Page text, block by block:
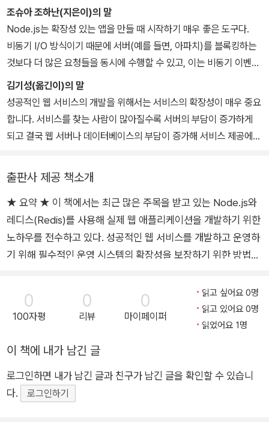
는 최신 브라우저 기술을 사용할 수 없지만, 유지 보수와 확장을 위한
개발 기술을 얻을 수 있다. 이 책이 첫 번째 저서며, 자신의 블로그(ht
tp:// ejosh.co/de/)를 통해 주기적으로 관련 지식을 소개하고 있
다.
현재는 비트나인의 연구소장을 맡고 있으며 새로운 그래프 데이터베
이스 엔진 개발에 몰두하고 있다. 에이콘출판사에서 출간한 『HBase
클러스터 구축과 관리』와 『정보 스토리지와 관리』를 번역했다.
조슈아 조하난(지은이)의 말
Node.js는 확장성 있는 앱을 만들 때 시작하기 매우 좋은 도구다.
비동기 I/O 방식이기 때문에 서버(예를 들면, 아파치)를 블록킹하는
것보다 더 많은 요청들을 동시에 수행할 수 있고, 이는 비동기 이벤트
로 처리할 수 있다. 함수 호출은 블록을 발생시키지만, Node.js는 콜
백으로 응답한다. Node.js를 토대로 확장성 있는 애플리케이션을 만
들도록 해 주는 라이브러리들을 사용할 수 있다.
레디스(Redis)는 확장성 있는 애플리케이션을 만드는 데 필요한 주
공유 메모리 역할을 한다. 레디스는 각 프레임워크에 대한 바인딩이
있는데, 이는 본문에서 다룰 것이다. 바인딩은 각 프레임워크의 데이
터 저장소를 만들 때마다 환경 및 시스템 관리 측면에서 오버헤드가
발생하는 문제를 해결해준다.
이 책에서는 레디스와 Node.js를 하나로 통합해서 이해하기 쉽고 직
1장부터 7장까지는 개발 도중에 생기는 구체적인 문제 사례나 이슈
를 다룬다. 8장에선 개발을 최적화하는 방법을 배운다. 9장과 10장
에서는 구축한 사이트를 아마존 웹 서비스에 배포하는 과정을 다룬
다. 또한 애플리케이션에서 발생하는 문제를 해결하고 디버깅하는 방
능이나 특정 주제별로 분리돼 있으므로 원하는 장만 읽어도 상관 없
다. 그렇지만 1장부터 읽는 것을 추천한다. 처음부터 하나의 사이트를
김기성(옮긴이)의 말
성공적인 웹 서비스의 개발을 위해서는 서비스의 확장성이 매우 중요
합니다. 서비스를 찾는 사람이 많아질수록 서버의 부담이 증가하게
되고 결국 웹 서버나 데이터베이스의 부담이 증가해 서비스 제공에
스에 대한 관심이 매우 커지고 있는 현재 상황은 이 기술들이 이와 같
은 확장성 문제를 매우 훌륭하게 해결한 솔루션이라는 사실을 방증합
니다. Node.js는 비동기적 이벤트 처리 방식을 사용해 웹 서버의 확
장성을 획기적으로 개선했으며 개발자에게 친숙한 자바스크립트를
언어로 사용해 그 인기는 굳이 설명하지 않아도 될 것입니다. 또한 레
디스 역시 데이터베이스 솔루션의 인지도를 반영해 순위를 발표하는
월 기준)를 차지하고 있는 것을 보면 현재 레디스가 얼마나 주목을 받
는 솔루션인지 알 수 있습니다. 따라서 이런 시점에서 이 책의 출판은
매우 반가운 일이 아닐 수 없습니다.
과정을 통해 독자가 자연스럽게 확장성 있는 웹 애플리케이션의 개발
을 위해 필요한 기술을 습득할 수 있도록 인도합니다. 많은 예제와 풍
부한 설명을 통해 누구나 쉽게 내용을 이해하며 따라갈 수 있으며 웹
개발에 필요한 다양한 Node.js의 모듈과 관련 툴에 대해서도 배울
출판사 제공 책소개
★ 요약 ★ 이 책에서는 최근 많은 주목을 받고 있는 Node.js와
레디스(Redis)를 사용해 실제 웹 애플리케이션을 개발하기 위한
노하우를 전수하고 있다. 성공적인 웹 서비스를 개발하고 운영하
기 위해 필수적인 운영 시스템의 확장성을 보장하기 위한 방법을
바닥에서부터 개발하는 실제 예를 통해 이슈와 해결 방법을 설명
하고 있다. 또한 최근에 주목 받고 있는 메모리 기반 키-값 스토리
지인 레디스에 대해서도 설명하고 있으며 이 외에도 웹 애플리케
이션 개발에 필요한 여러 모듈과 툴을 소개하고 있다. ★ 이 책에
서 다루는 내용 ★ ■ 직접 익스프레스(Express) 모듈의 미들웨
어 구축과 실행 ■ Socket.IO와 익스프레스 모듈을 통합하고 동
일한 인증 방식 사용 ■ 비밀번호를 안전하게 로컬 스토어에 저장
0
100자평
0
리뷰
0
마이페이퍼
읽고 싶어요 0명
읽고 있어요 0명
읽었어요 1명
이 책에 내가 남긴 글
로그인하면 내가 남긴 글과 친구가 남긴 글을 확인할 수 있습니
다.
로그인하기